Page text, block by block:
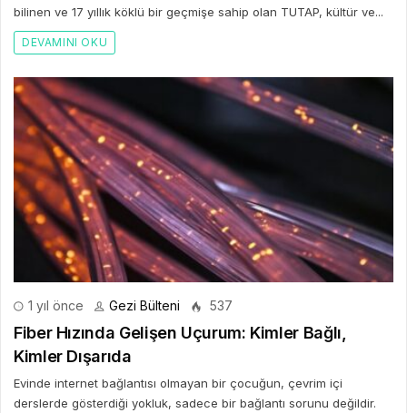
bilinen ve 17 yıllık köklü bir geçmişe sahip olan TUTAP, kültür ve...
DEVAMINI OKU
1 yıl önce Gezi Bülteni 537
Fiber Hızında Gelişen Uçurum: Kimler Bağlı,
Kimler Dışarıda
Evinde internet bağlantısı olmayan bir çocuğun, çevrim içi
derslerde gösterdiği yokluk, sadece bir bağlantı sorunu değildir.